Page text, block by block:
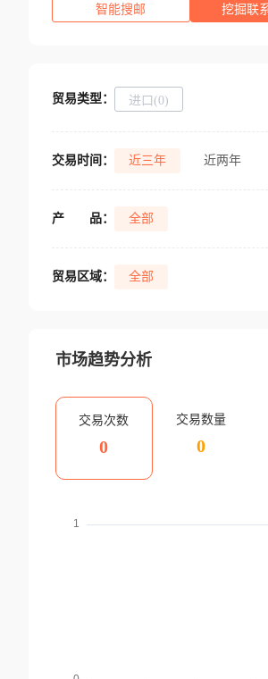
智能搜邮 挖掘联
贸易类型： 进口(0)
交易时间： 近三年 近两年
产 品： 全部
贸易区域： 全部
市场趋势分析
交易次数
0
交易数量
0